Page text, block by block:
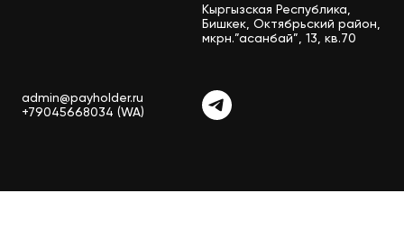
Кыргызская Республика,
Бишкек, Октябрьский район,
мкрн.”асанбай”, 13, кв.70
admin@payholder.ru
+79045668034 (WA)